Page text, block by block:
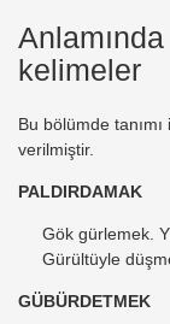
kelimeler
Bu bölümde
verilmiştir.
PALDIRDAMAK
Gök gürlemek.
Gürültüyle
GÜBÜRDETMEK